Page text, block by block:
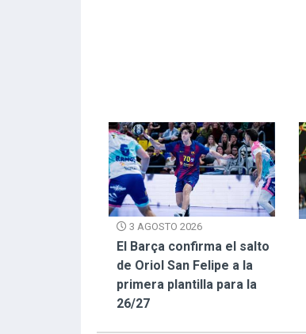
3 AGOSTO 2026
El Barça confirma el salto
de Oriol San Felipe a la
primera plantilla para la
26/27